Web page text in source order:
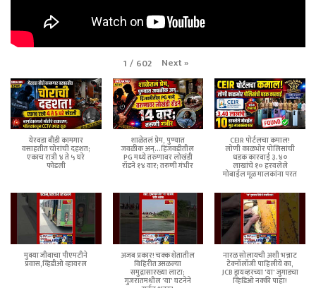
1 / 602 Next»
येरवडा बीडी कामगार
वसाहतीत चोरांची दहशत;
एकाच रात्री ४ ते ५ घरे
फोडली
शाळेतलं प्रेम, पुण्यात
जवळीक अन्...हिंजवडीतील
PG मध्ये तरुणावर लोखंडी
रॉडने १४ वार; तरुणी गंभीर
CEIR पोर्टलचा कमाल!
लोणी काळभोर पोलिसांची
धडक कारवाई ३.४०
लाखांचे १० हरवलेले
मोबाईल मूळ मालकांना परत
मुक्या जीवाचा पीएमटीने
प्रवास,व्हिडीओ व्हायरल
अजब प्रकार! चक्क शेतातील
विहिरीत उसळल्या
समुद्रासारख्या लाटा;
गुजरातमधील 'या' घटनेने
नारळ सोलायची अशी भन्नाट
टेक्नॉलॉजी पाहिलीये का,
JCB ड्रायव्हरच्या 'या' जुगाडचा
व्हिडिओ नक्की पाहा!